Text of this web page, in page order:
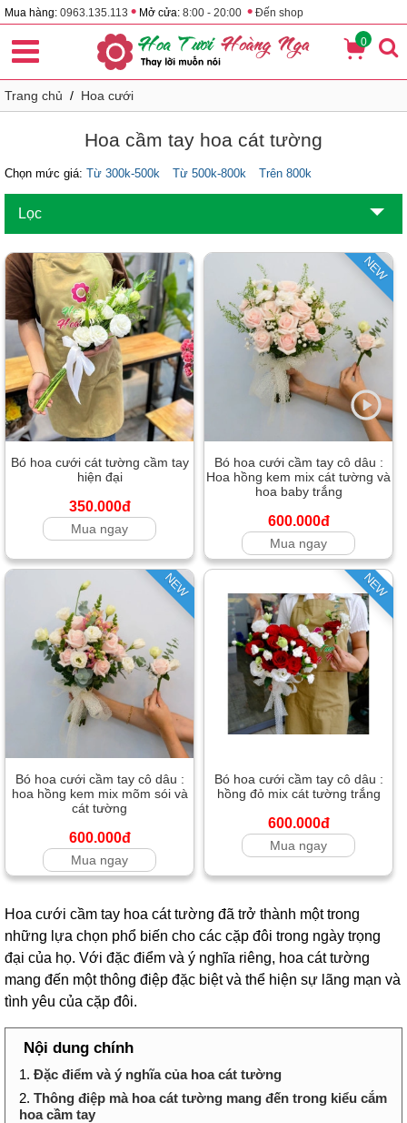
Mua hàng: 0963.135.113 • Mở cửa: 8:00 - 20:00 • Đến shop
0
Trang chủ / Hoa cưới
Hoa cầm tay hoa cát tường
Chọn mức giá: Từ 300k-500k Từ 500k-800k Trên 800k
Lọc
Bó hoa cưới cát tường cầm tay
hiện đại
350.000đ
Mua ngay
NEW
Bó hoa cưới cầm tay cô dâu :
Hoa hồng kem mix cát tường và
hoa baby trắng
600.000đ
Mua ngay
NEW
Bó hoa cưới cầm tay cô dâu :
hoa hồng kem mix mõm sói và
cát tường
600.000đ
Mua ngay
NEW
Bó hoa cưới cầm tay cô dâu :
hồng đỏ mix cát tường trắng
600.000đ
Mua ngay
Hoa cưới cầm tay hoa cát tường đã trở thành một trong
những lựa chọn phổ biến cho các cặp đôi trong ngày trọng
đại của họ. Với đặc điểm và ý nghĩa riêng, hoa cát tường
mang đến một thông điệp đặc biệt và thể hiện sự lãng mạn và
tình yêu của cặp đôi.
Nội dung chính
1. Đặc điểm và ý nghĩa của hoa cát tường
2. Thông điệp mà hoa cát tường mang đến trong kiểu cắm
hoa cầm tay